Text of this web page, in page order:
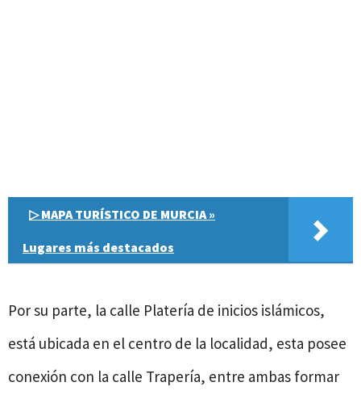
▷ MAPA TURÍSTICO DE MURCIA »
Lugares más destacados
Por su parte, la calle Platería de inicios islámicos,
está ubicada en el centro de la localidad, esta posee
conexión con la calle Trapería, entre ambas formar